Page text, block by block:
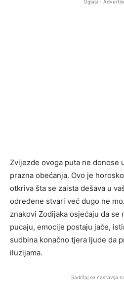
Oglasi -
Zvijezde ovoga puta ne donose
prazna obećanja. Ovo je
otkriva šta se zaista dešava u
određene stvari već dugo ne
znakovi Zodijaka osjećaju da se
pucaju, emocije postaju jače,
sudbina konačno tjera ljude da
iluzijama.
Sadržaj se nastavlja